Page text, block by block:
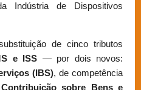
Indústria de Dispositivos
de cinco tributos
e ISS — por dois novos:
(IBS), de competência
Contribuição sobre Bens e